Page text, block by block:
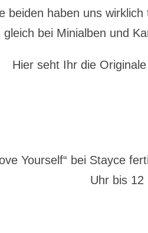
beiden haben uns
gleich bei Minialben und
Hier seht Ihr die
Yourself“ bei Stayce
Uhr bis